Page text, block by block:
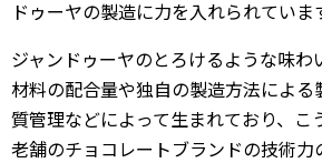
ドゥーヤの製造に力を入れられていま
ジャンドゥーヤのとろけるような味
材料の配合量や独自の製造方法による
質管理などによって生まれており、こ
老舗のチョコレートブランドの技術力